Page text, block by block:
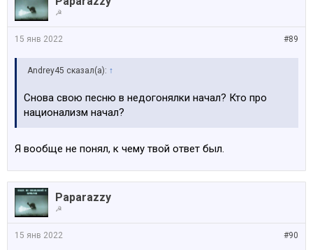
☭
#89
15 янв 2022
Andrey45 сказал(а): ↑
Снова свою песню в недогонялки начал? Кто про
национализм начал?
Я вообще не понял, к чему твой ответ был.
Paparazzy
☭
#90
15 янв 2022